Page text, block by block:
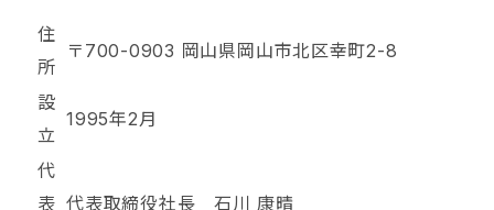
住
所
〒700-0903 岡山県岡山市北区幸町2-8
設
立
1995年2月
代
表 代表取締役社長 石川 康晴